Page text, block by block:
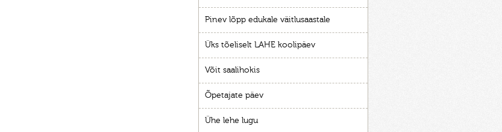
Pinev lõpp edukale väitlusaastale
Üks tõeliselt LAHE koolipäev
Võit saalihokis
Õpetajate päev
Ühe lehe lugu